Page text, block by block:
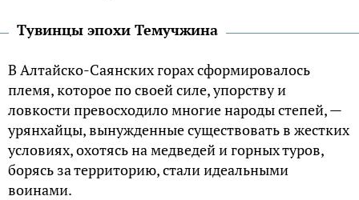
Тувинцы эпохи Темучжина
В Алтайско-Саянских горах сформировалось
племя, которое по своей силе, упорству и
ловкости превосходило многие народы степей, —
урянхайцы, вынужденные существовать в жестких
условиях, охотясь на медведей и горных туров,
борясь за территорию, стали идеальными
воинами.